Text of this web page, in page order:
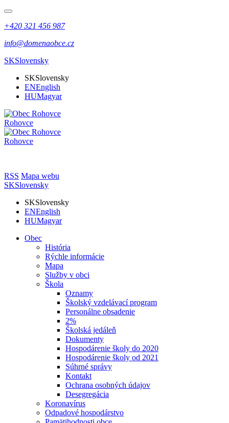
+420 321 456 987
info@domenaobce.cz
SKSlovensky
SKSlovensky
ENEnglish
HUMagyar
Rohovce
Rohovce
RSS Mapa webu
SKSlovensky
SKSlovensky
ENEnglish
HUMagyar
Obec
História
Rýchle informácie
Mapa
Služby v obci
Škola
Oznamy
Školský vzdelávací program
Personálne obsadenie
2%
Školská jedáleň
Dokumenty
Hospodárenie školy do 2020
Hospodárenie školy od 2021
Súhrné správy
Kontakt
Ochrana osobných údajov
Desegregácia
Koronavírus
Odpadové hospodárstvo